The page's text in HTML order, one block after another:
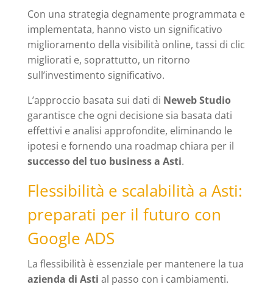
Con una strategia degnamente programmata e
implementata, hanno visto un significativo
miglioramento della visibilità online, tassi di clic
migliorati e, soprattutto, un ritorno
sull’investimento significativo.
L’approccio basata sui dati di Neweb Studio
garantisce che ogni decisione sia basata dati
effettivi e analisi approfondite, eliminando le
ipotesi e fornendo una roadmap chiara per il
successo del tuo business a Asti.
Flessibilità e scalabilità a Asti:
preparati per il futuro con
Google ADS
La flessibilità è essenziale per mantenere la tua
azienda di Asti al passo con i cambiamenti.